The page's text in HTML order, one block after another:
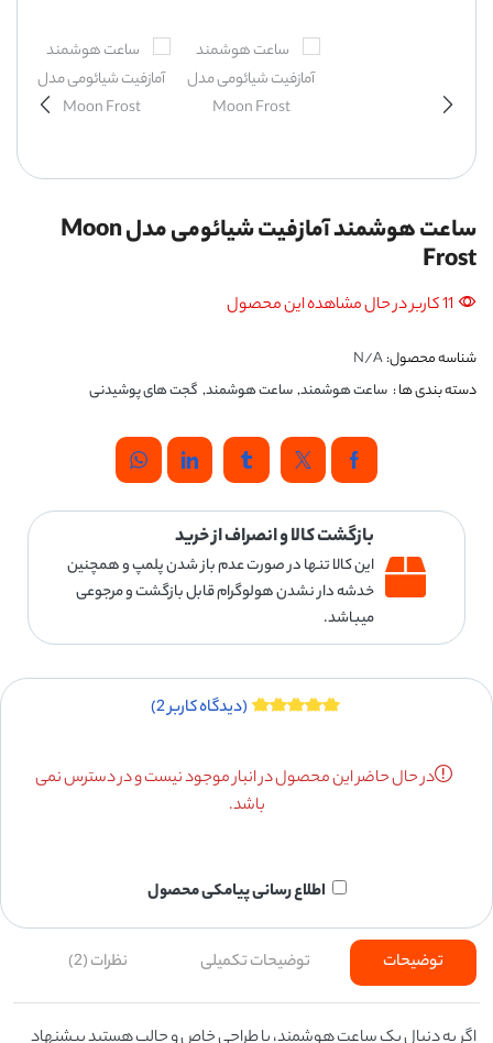
ساعت هوشمند آمازفیت شیائومی مدل Moon
Frost
11 کاربر در حال مشاهده این محصول
شناسه محصول:N/A
دسته بندی ها : ساعت هوشمند,ساعت هوشمند, گجت های پوشیدنی
بازگشت کالا و انصراف از خرید
این کالا تنها در صورت عدم باز شدن پلمپ و همچنین
خدشه دار نشدن هولوگرام قابل بازگشت و مرجوعی
میباشد.
(دیدگاه کاربر2
)
در حال حاضر این محصول در انبار موجود نیست و در دسترس نمی
باشد.
اطلاع رسانی پیامکی محصول
توضیحات توضیحات تکمیلی نظرات (2)